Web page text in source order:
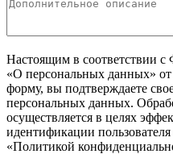
Настоящим в соответствии
«О персональных данных»
форму, вы подтверждаете
персональных данных.
осуществляется в целях
идентификации
«Политикой